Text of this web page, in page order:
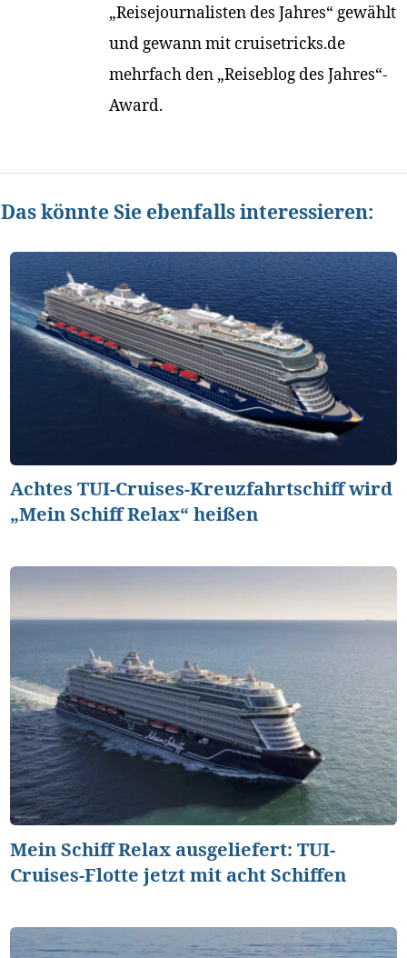
„Reisejournalisten des Jahres“ gewählt
und gewann mit cruisetricks.de
mehrfach den „Reiseblog des Jahres“-
Award.
Das könnte Sie ebenfalls interessieren:
Achtes TUI-Cruises-Kreuzfahrtschiff wird
„Mein Schiff Relax“ heißen
Mein Schiff Relax ausgeliefert: TUI-
Cruises-Flotte jetzt mit acht Schiffen